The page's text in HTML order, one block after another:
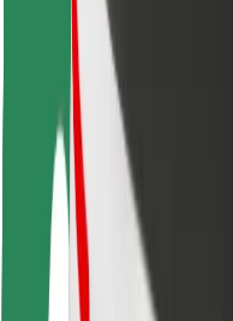
Безпека
Безпека водіїв
Безпека
Лабораторія
Міста
Розташування
Міські рішення